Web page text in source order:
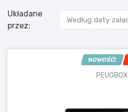
Układane
przez:
NOWOŚĆ!
PEUGBOX